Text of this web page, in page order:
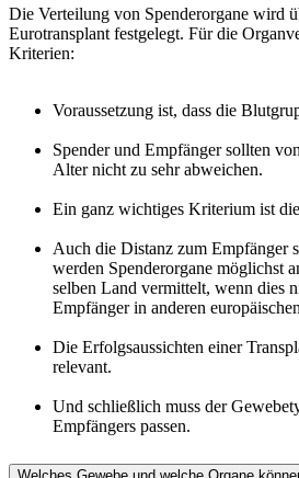
Die Verteilung von Spenderorgane wird
Eurotransplant festgelegt. Für die
Kriterien:
Voraussetzung ist, dass die
Spender und Empfänger sollten
Alter nicht zu sehr abweichen.
Ein ganz wichtiges Kriterium ist
Auch die Distanz zum Empfänger
werden Spenderorgane möglichst
selben Land vermittelt, wenn dies
Empfänger in anderen
Die Erfolgsaussichten einer
relevant.
Und schließlich muss der
Empfängers passen.